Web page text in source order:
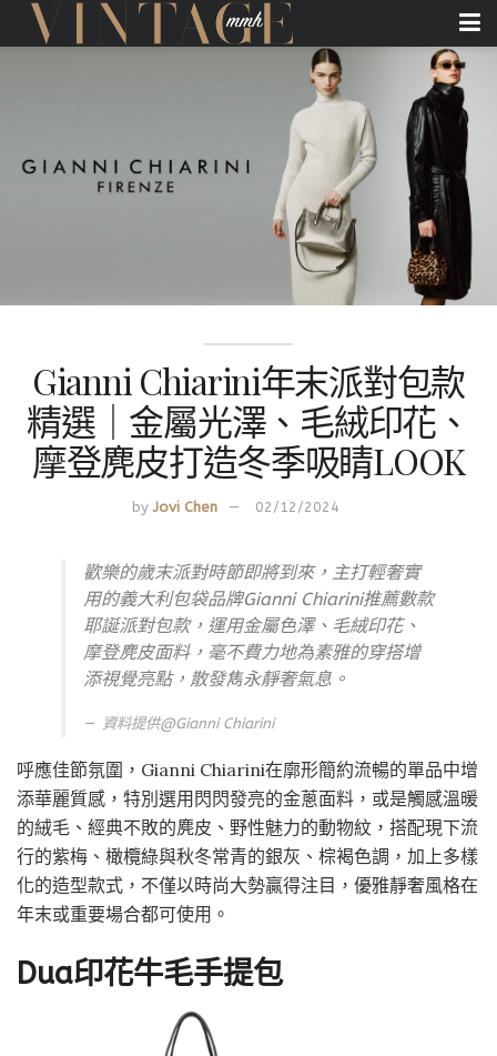
Gianni Chiarini年末派對包款
精選｜金屬光澤、毛絨印花、
摩登麂皮打造冬季吸睛LOOK
by Jovi Chen 02/12/2024
歡樂的歲末派對時節即將到來，主打輕奢實
用的義大利包袋品牌Gianni Chiarini推薦數款
耶誕派對包款，運用金屬色澤、毛絨印花、
摩登麂皮面料，毫不費力地為素雅的穿搭增
添視覺亮點，散發雋永靜奢氣息。
資料提供@Gianni Chiarini
呼應佳節氛圍，Gianni Chiarini在廓形簡約流暢的單品中增
添華麗質感，特別選用閃閃發亮的金蔥面料，或是觸感溫暖
的絨毛、經典不敗的麂皮、野性魅力的動物紋，搭配現下流
行的紫梅、橄欖綠與秋冬常青的銀灰、棕褐色調，加上多樣
化的造型款式，不僅以時尚大勢贏得注目，優雅靜奢風格在
年末或重要場合都可使用。
Dua印花牛毛手提包